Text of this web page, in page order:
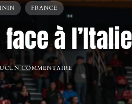
FRANCE
à l’Italie
COMMENTAIRE